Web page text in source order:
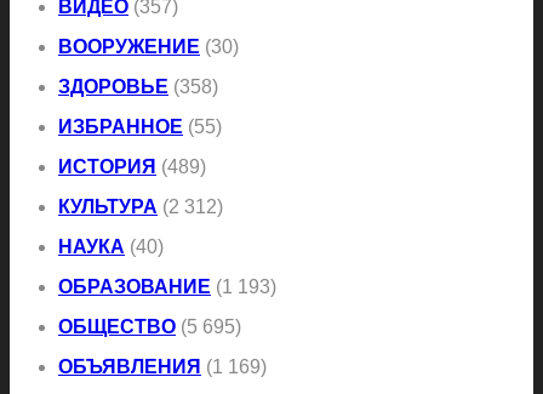
ВИДЕО (357)
ВООРУЖЕНИЕ (30)
ЗДОРОВЬЕ (358)
ИЗБРАННОЕ (55)
ИСТОРИЯ (489)
КУЛЬТУРА (2 312)
НАУКА (40)
ОБРАЗОВАНИЕ (1 193)
ОБЩЕСТВО (5 695)
ОБЪЯВЛЕНИЯ (1 169)